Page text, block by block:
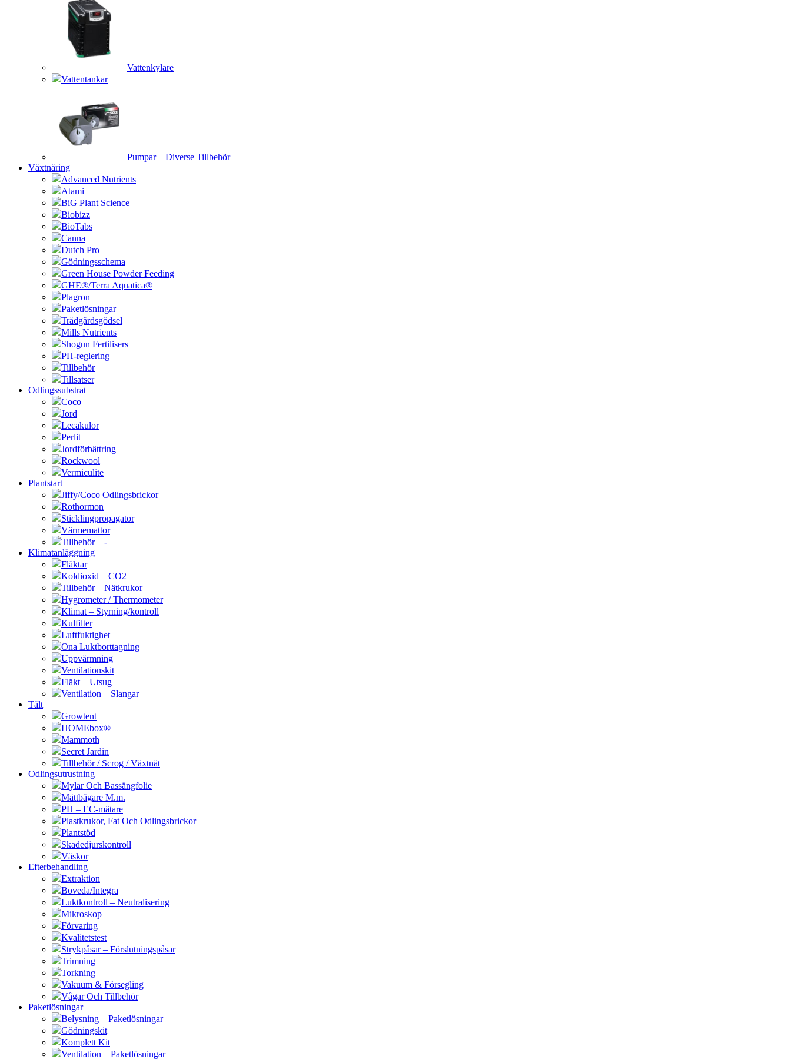
Vattenkylare
Vattentankar
Pumpar – Diverse Tillbehör
Växtnäring
Advanced Nutrients
Atami
BiG Plant Science
Biobizz
BioTabs
Canna
Dutch Pro
Gödningsschema
Green House Powder Feeding
GHE®/Terra Aquatica®
Plagron
Paketlösningar
Trädgårdsgödsel
Mills Nutrients
Shogun Fertilisers
PH-reglering
Tillbehör
Tillsatser
Odlingssubstrat
Coco
Jord
Lecakulor
Perlit
Jordförbättring
Rockwool
Vermiculite
Plantstart
Jiffy/Coco Odlingsbrickor
Rothormon
Sticklingpropagator
Värmemattor
Tillbehör—-
Klimatanläggning
Fläktar
Koldioxid – CO2
Tillbehör – Nätkrukor
Hygrometer / Thermometer
Klimat – Styrning/kontroll
Kulfilter
Luftfuktighet
Ona Luktborttagning
Uppvärmning
Ventilationskit
Fläkt – Utsug
Ventilation – Slangar
Tält
Growtent
HOMEbox®
Mammoth
Secret Jardin
Tillbehör / Scrog / Växtnät
Odlingsutrustning
Mylar Och Bassängfolie
Måttbägare M.m.
PH – EC-mätare
Plastkrukor, Fat Och Odlingsbrickor
Plantstöd
Skadedjurskontroll
Väskor
Efterbehandling
Extraktion
Boveda/Integra
Luktkontroll – Neutralisering
Mikroskop
Förvaring
Kvalitetstest
Strykpåsar – Förslutningspåsar
Trimning
Torkning
Vakuum & Försegling
Vågar Och Tillbehör
Paketlösningar
Belysning – Paketlösningar
Gödningskit
Komplett Kit
Ventilation – Paketlösningar